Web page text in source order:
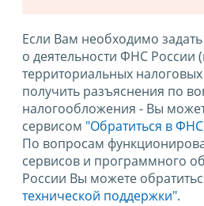
Если Вам необходимо
о деятельности ФНС России
территориальных
получить разъяснения по
налогообложения - Вы
сервисом "Обратиться в
По вопросам
сервисов и программного
России Вы можете
технической поддержки".